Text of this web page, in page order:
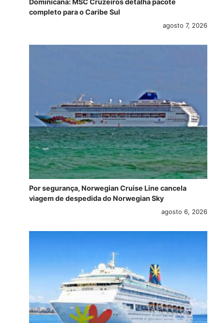
Dominicana: MSC Cruzeiros detalha pacote
completo para o Caribe Sul
agosto 7, 2026
Por segurança, Norwegian Cruise Line cancela
viagem de despedida do Norwegian Sky
agosto 6, 2026